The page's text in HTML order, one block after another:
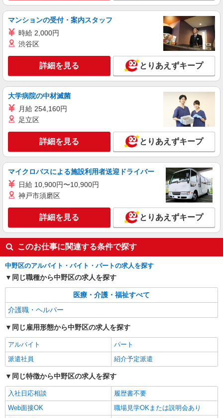
通費全支給(ガソリン代含む)＞
東京都中野区
詳細を見る
株式会社kotrio /●SW-H2-2077301
中野駅▼シニアマンション▼フロアの巡回や安
否確認など
時給1650円〜2312円 ＜日払い有/週払い有/交
詳細を見る
派遣社員
株式会社kotrio /●SW-H2-2099918
野方駅★デイで送迎や生活サポートなど【福
時給1650円〜2312円 ＜日払い有/週払い有/交
通費全支給(ガソリン代含む)＞
中野区
詳細を見る
派遣社員
株式会社kotrio /●SW-H2-2001520
「支払い日に間に合ったぜ！」日払いOK＊障
時給1550円〜2312円 ＜日払い有/週払い有/交
キープ 詳細を見る
派遣社員
株式会社kotrio /●SW-H2-2018001
≪中野坂上駅≫夜勤なし！未経験・ブランク
マンションの受付・案内スタッフ
時給 2,000円
渋谷区
詳細を見る とりあえずキープ
大学病院の中材滅菌
月給 254,160円
足立区
詳細を見る とりあえずキープ
マイクロバスによる施設利用者送迎ドライバー
日給 10,900円〜10,900円
神戸市須磨区
詳細を見る とりあえずキープ
このお仕事に関連する条件で探す
中野区のアルバイト・バイト・パートの求人を探す
同じ職種から中野区の求人を探す
医療・介護・福祉すべて
介護職・ヘルパー
同じ雇用形態から中野区の求人を探す
アルバイト
パート
派遣社員
紹介予定派遣
同じ特徴から中野区の求人を探す
入社日応相談
履歴書不要
Web面接OK
職場見学OKまたは説明会あり